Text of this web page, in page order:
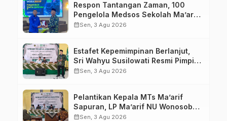
Respon Tantangan Zaman, 100
Pengelola Medsos Sekolah Ma’arif
Pekalongan Ikuti Pelatihan Literasi
calendar_monthSen, 3 Agu 2026
Estafet Kepemimpinan Berlanjut,
Sri Wahyu Susilowati Resmi Pimpin
MTs Ma’arif Sapuran
calendar_monthSen, 3 Agu 2026
Pelantikan Kepala MTs Ma’arif
Sapuran, LP Ma’arif NU Wonosobo
Tekankan Lima Amanah
calendar_monthSen, 3 Agu 2026